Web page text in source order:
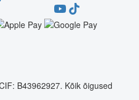
B43962927. Kõik õigused